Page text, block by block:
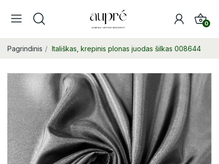
0
Pagrindinis Itališkas, krepinis plonas juodas šilkas 008644